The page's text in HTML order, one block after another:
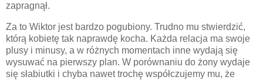
zapragnął.
Za to Wiktor jest bardzo pogubiony. Trudno mu stwierdzić,
którą kobietę tak naprawdę kocha. Każda relacja ma swoje
plusy i minusy, a w różnych momentach inne wydają się
wysuwać na pierwszy plan. W porównaniu do żony wydaje
się słabiutki i chyba nawet trochę współczujemy mu, że